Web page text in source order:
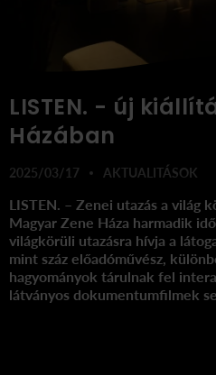
LISTEN. - új
Házában
2025/03/17 AKTUALITÁSOK
LISTEN. – Zenei utazás a világ
Magyar Zene Háza harmadik
világkörüli utazásra hívja a
mint száz előadóművész,
hagyományok tárulnak fel
látványos dokumentumfilmek